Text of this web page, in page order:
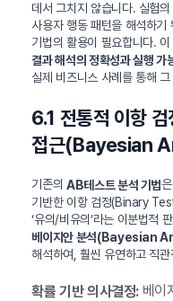
데서 그치지 않습니다. 실험
사용자 행동 패턴을 해석하기
기법의 활용이 필요합니다.
결과 해석의 정확성과 실행 가
실제 비즈니스 사례를 통해
6.1 전통적 이항
접근(Bayesian
기존의 AB테스트 분석 기법
기반한 이항 검정(Binary
‘유의/비유의’라는 이분법적
베이지안 분석(Bayesian
해석하여, 훨씬 유연하고 직
확률 기반 의사결정:베이